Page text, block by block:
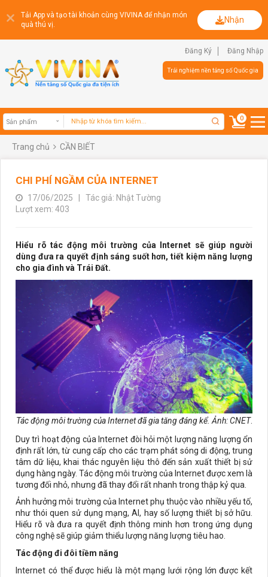
Tải App và tạo tài khoản cùng VIVINA để nhận món
quà thú vị.
Nhận
Đăng Ký Đăng Nhập
Trải nghiệm nền tảng số Quốc gia
Sản phẩm
0
Trang chủ CẦN BIẾT
CHI PHÍ NGẦM CỦA INTERNET
17/06/2025
Tác giả: Nhật Tường
Lượt xem: 403
Hiểu rõ tác động môi trường của Internet sẽ giúp người
dùng đưa ra quyết định sáng suốt hơn, tiết kiệm năng lượng
cho gia đình và Trái Đất.
Tác động môi trường của Internet đã gia tăng đáng kể. Ảnh: CNET.
Duy trì hoạt động của Internet đòi hỏi một lượng năng lượng ổn
định rất lớn, từ cung cấp cho các trạm phát sóng di động, trung
tâm dữ liệu, khai thác nguyên liệu thô đến sản xuất thiết bị sử
dụng hàng ngày. Tác động môi trường của Internet được xem là
tương đối nhỏ, nhưng đã thay đổi rất nhanh trong thập kỷ qua.
Ảnh hưởng môi trường của Internet phụ thuộc vào nhiều yếu tố,
như thói quen sử dụng mạng, AI, hay số lượng thiết bị sở hữu.
Hiểu rõ và đưa ra quyết định thông minh hơn trong ứng dụng
công nghệ sẽ giúp giảm thiểu lượng năng lượng tiêu hao.
Tác động đi đôi tiềm năng
Internet có thể được hiểu là một mạng lưới rộng lớn được kết